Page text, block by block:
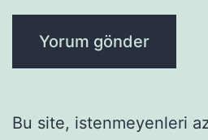
Bu site, istenmeyenleri